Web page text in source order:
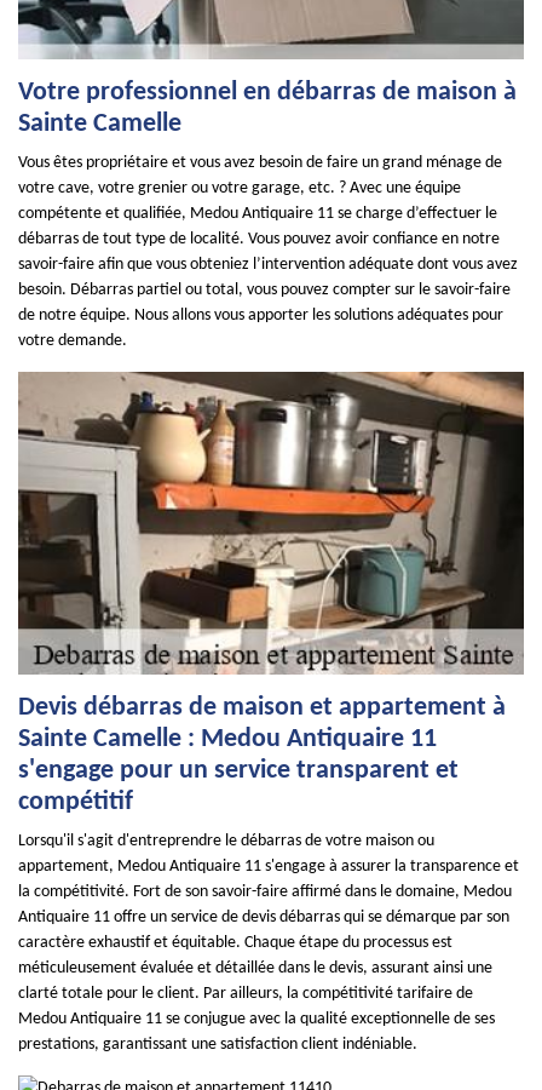
Votre professionnel en débarras de maison à
Sainte Camelle
Vous êtes propriétaire et vous avez besoin de faire un grand ménage de
votre cave, votre grenier ou votre garage, etc. ? Avec une équipe
compétente et qualifiée, Medou Antiquaire 11 se charge d’effectuer le
débarras de tout type de localité. Vous pouvez avoir confiance en notre
savoir-faire afin que vous obteniez l’intervention adéquate dont vous avez
besoin. Débarras partiel ou total, vous pouvez compter sur le savoir-faire
de notre équipe. Nous allons vous apporter les solutions adéquates pour
votre demande.
Devis débarras de maison et appartement à
Sainte Camelle : Medou Antiquaire 11
s'engage pour un service transparent et
compétitif
Lorsqu'il s'agit d'entreprendre le débarras de votre maison ou
appartement, Medou Antiquaire 11 s'engage à assurer la transparence et
la compétitivité. Fort de son savoir-faire affirmé dans le domaine, Medou
Antiquaire 11 offre un service de devis débarras qui se démarque par son
caractère exhaustif et équitable. Chaque étape du processus est
méticuleusement évaluée et détaillée dans le devis, assurant ainsi une
clarté totale pour le client. Par ailleurs, la compétitivité tarifaire de
Medou Antiquaire 11 se conjugue avec la qualité exceptionnelle de ses
prestations, garantissant une satisfaction client indéniable.